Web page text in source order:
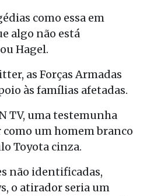
como essa em
algo não está
Hagel.
as Forças Armadas
às famílias afetadas.
TV, uma testemunha
um homem branco
Toyota cinza.
não identificadas,
o atirador seria um